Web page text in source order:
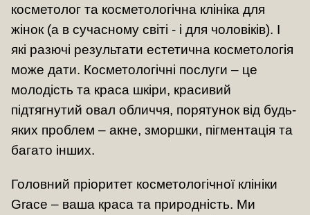
косметолог та косметологічна клініка для
жінок (а в сучасному світі - і для чоловіків). І
які разючі результати естетична косметологія
може дати. Косметологічні послуги – це
молодість та краса шкіри, красивий
підтягнутий овал обличчя, порятунок від будь-
яких проблем – акне, зморшки, пігментація та
багато інших.
Головний пріоритет косметологічної клініки
Grace – ваша краса та природність. Ми